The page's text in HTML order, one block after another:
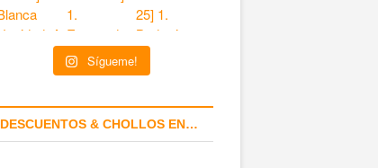
Sígueme!
DESCUENTOS & CHOLLOS EN…